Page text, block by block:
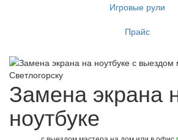
Игровые рули
Прайс
Замена экрана
ноутбуке